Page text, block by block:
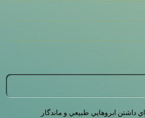
ابروهايي طبيعي و ماندگار